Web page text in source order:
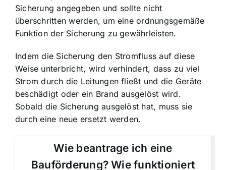
Sicherung angegeben und sollte nicht
überschritten werden, um eine ordnungsgemäße
Funktion der Sicherung zu gewährleisten.
Indem die Sicherung den Stromfluss auf diese
Weise unterbricht, wird verhindert, dass zu viel
Strom durch die Leitungen fließt und die Geräte
beschädigt oder ein Brand ausgelöst wird.
Sobald die Sicherung ausgelöst hat, muss sie
durch eine neue ersetzt werden.
Wie beantrage ich eine
Bauförderung? Wie funktioniert